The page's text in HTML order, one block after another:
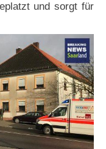
und sorgt für